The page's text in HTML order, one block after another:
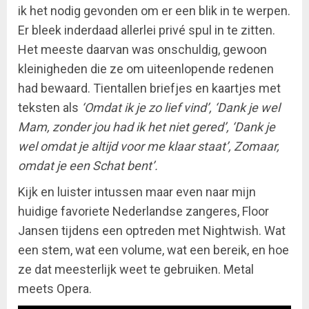
ik het nodig gevonden om er een blik in te werpen.
Er bleek inderdaad allerlei privé spul in te zitten.
Het meeste daarvan was onschuldig, gewoon
kleinigheden die ze om uiteenlopende redenen
had bewaard. Tientallen briefjes en kaartjes met
teksten als ‘Omdat ik je zo lief vind’, ‘Dank je wel
Mam, zonder jou had ik het niet gered’, ‘Dank je
wel omdat je altijd voor me klaar staat’, Zomaar,
omdat je een Schat bent’.
Kijk en luister intussen maar even naar mijn
huidige favoriete Nederlandse zangeres, Floor
Jansen tijdens een optreden met Nightwish. Wat
een stem, wat een volume, wat een bereik, en hoe
ze dat meesterlijk weet te gebruiken. Metal
meets Opera.